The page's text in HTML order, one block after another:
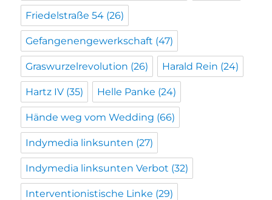
Friedelstraße 54 (26)
Gefangenengewerkschaft (47)
Graswurzelrevolution (26) Harald Rein (24)
Hartz IV (35) Helle Panke (24)
Hände weg vom Wedding (66)
Indymedia linksunten (27)
Indymedia linksunten Verbot (32)
Interventionistische Linke (29)